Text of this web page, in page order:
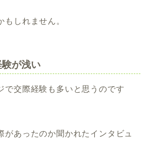
もしれません。
が浅い
で交際経験も多いと思うのです
があったのか聞かれたインタビュ